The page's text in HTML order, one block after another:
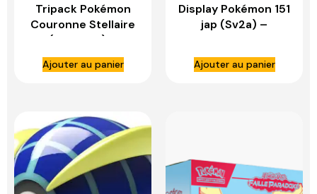
Tripack Pokémon
Couronne Stellaire
(Français) –
ASMODEE
Ajouter au panier
Display Pokémon 151
jap (Sv2a) –
Ajouter au panier